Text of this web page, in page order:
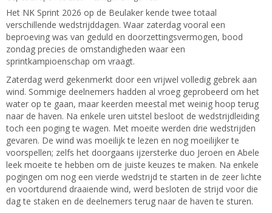
Het NK Sprint 2026 op de Beulaker kende twee totaal
verschillende wedstrijddagen. Waar zaterdag vooral een
beproeving was van geduld en doorzettingsvermogen, bood
zondag precies de omstandigheden waar een
sprintkampioenschap om vraagt.
Zaterdag werd gekenmerkt door een vrijwel volledig gebrek aan
wind. Sommige deelnemers hadden al vroeg geprobeerd om het
water op te gaan, maar keerden meestal met weinig hoop terug
naar de haven. Na enkele uren uitstel besloot de wedstrijdleiding
toch een poging te wagen. Met moeite werden drie wedstrijden
gevaren. De wind was moeilijk te lezen en nog moeilijker te
voorspellen; zelfs het doorgaans ijzersterke duo Jeroen en Abele
leek moeite te hebben om de juiste keuzes te maken. Na enkele
pogingen om nog een vierde wedstrijd te starten in de zeer lichte
en voortdurend draaiende wind, werd besloten de strijd voor die
dag te staken en de deelnemers terug naar de haven te sturen.